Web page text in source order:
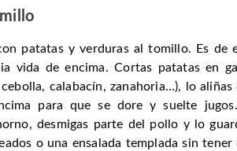
patatas y verduras al tomillo. Es de
vida de encima. Cortas patatas en
calabacín, zanahoria…), lo aliñas
para que se dore y suelte
desmigas parte del pollo y lo
o una ensalada templada sin tener